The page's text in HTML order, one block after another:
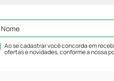
Ao se cadastrar você concorda em
ofertas e novidades, conforme a nossa